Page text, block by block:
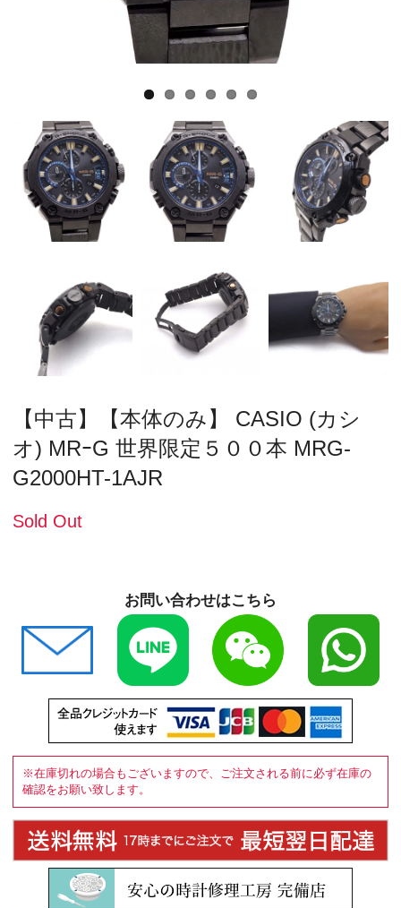
【中古】【本体のみ】 CASIO (カシ
オ) MRｰG 世界限定５００本 MRG-
G2000HT-1AJR
Sold Out
お問い合わせはこちら
※在庫切れの場合もございますので、ご注文される前に必ず在庫の
確認をお願い致します。